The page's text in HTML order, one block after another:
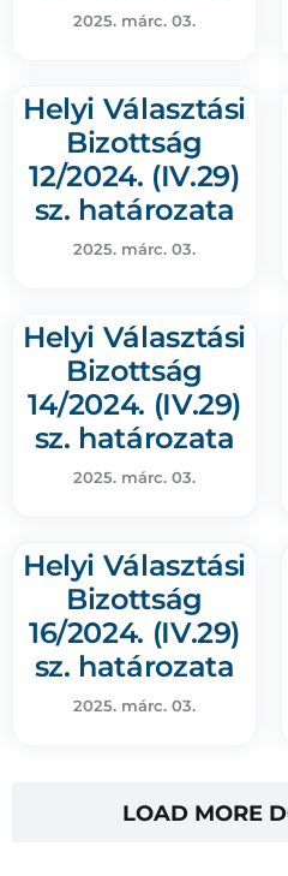
2025. márc. 03.
Helyi Választási
Bizottság
12/2024. (IV.29)
sz. határozata
2025. márc. 03.
Helyi Választási
Bizottság
14/2024. (IV.29)
sz. határozata
2025. márc. 03.
Helyi Választási
Bizottság
16/2024. (IV.29)
sz. határozata
2025. márc. 03.
LOAD MORE